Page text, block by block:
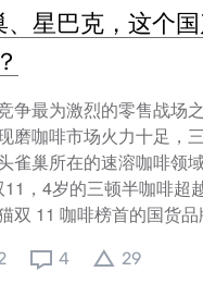
、星巴克，这个
争最为激烈的零售战场
咖啡市场火力十足，
雀巢所在的速溶咖啡领
，4岁的三顿半咖啡超
双 11 咖啡榜首的国货品
4 29